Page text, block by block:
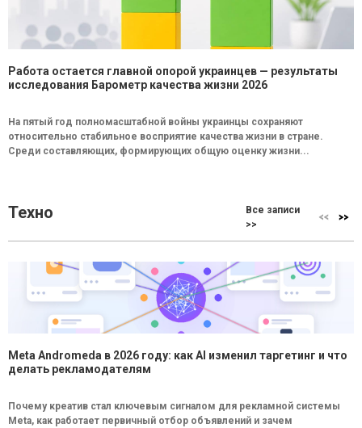
Работа остается главной опорой украинцев — результаты
исследования Барометр качества жизни 2026
На пятый год полномасштабной войны украинцы сохраняют
относительно стабильное восприятие качества жизни в стране.
Среди составляющих, формирующих общую оценку жизни...
Техно
Все записи
>>
Meta Andromeda в 2026 году: как AI изменил таргетинг и что
делать рекламодателям
Почему креатив стал ключевым сигналом для рекламной системы
Meta, как работает первичный отбор объявлений и зачем